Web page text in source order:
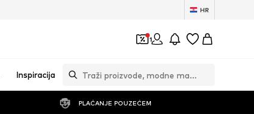
HR
1
Inspiracija
PLAĆANJE POUZEĆEM